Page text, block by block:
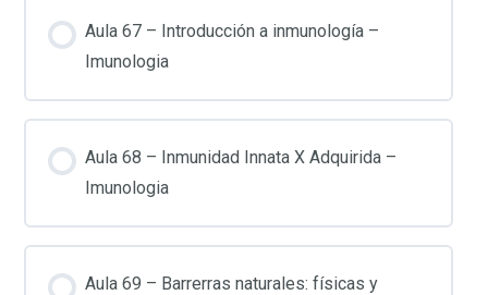
Aula 67 – Introducción a inmunología –
Imunologia
Aula 68 – Inmunidad Innata X Adquirida –
Imunologia
Aula 69 – Barrerras naturales: físicas y